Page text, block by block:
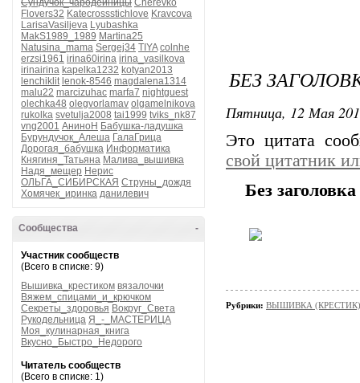
Сундучок_чародейницы Cherevko
Flovers32 Katecrossstichlove Kravcova
LarisaVasiljeva Lyubashka
MakS1989_1989 Martina25
Natusina_mama Sergej34 TIYA colnhe
erzsi1961 irina60irina irina_vasilkova
irinairina kapelka1232 kotyan2013
lenchiklit lenok-8546 magdalena1314
malu22 marcizuhac marfa7 nightguest
olechka48 olegvorlamav olgamelnikova
rukolka svetulja2008 tai1999 tviks_nk87
vng2001 АниноН Бабушка-ладушка
Бурундучок_Алеша ГалаГрица
Дорогая_бабушка Информатика
Княгиня_Татьяна Малива_вышивка
Надя_мещер Нерис
ОЛЬГА_СИБИРСКАЯ Струны_дождя
Хомячек_иринка данилевич
-
Сообщества
Участник сообществ
(Всего в списке: 9)
Вышивка_крестиком вязалочки
Вяжем_спицами_и_крючком
Секреты_здоровья Вокруг_Света
Рукодельница Я_-_МАСТЕРИЦА
Моя_кулинарная_книга
Вкусно_Быстро_Недорого
Читатель сообществ
(Всего в списке: 1)
БЕЗ
Пятница, 12 Мая
Это цитата
свой цитатник
Без заголовка
Рубрики: ВЫШИВКА (КРЕСТИК)/